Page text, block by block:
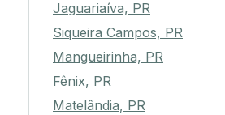
Jaguariaíva, PR
Siqueira Campos, PR
Mangueirinha, PR
Fênix, PR
Matelândia, PR